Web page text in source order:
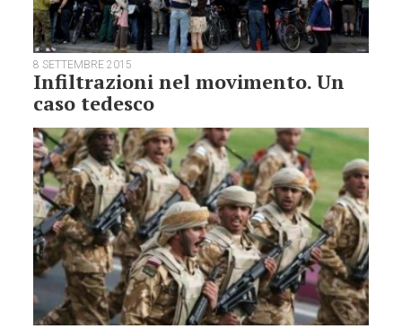
8 SETTEMBRE 2015
Infiltrazioni nel movimento. Un
caso tedesco